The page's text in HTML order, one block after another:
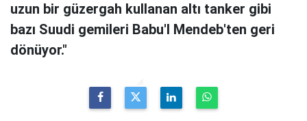
uzun bir güzergah kullanan altı tanker gibi
bazı Suudi gemileri Babu'l Mendeb'ten geri
dönüyor."